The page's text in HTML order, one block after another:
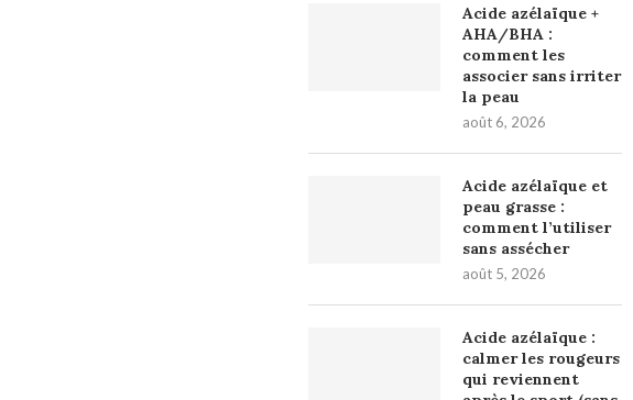
Acide azélaïque +
AHA/BHA :
comment les
associer sans irriter
la peau
août 6, 2026
Acide azélaïque et
peau grasse :
comment l’utiliser
sans assécher
août 5, 2026
Acide azélaïque :
calmer les rougeurs
qui reviennent